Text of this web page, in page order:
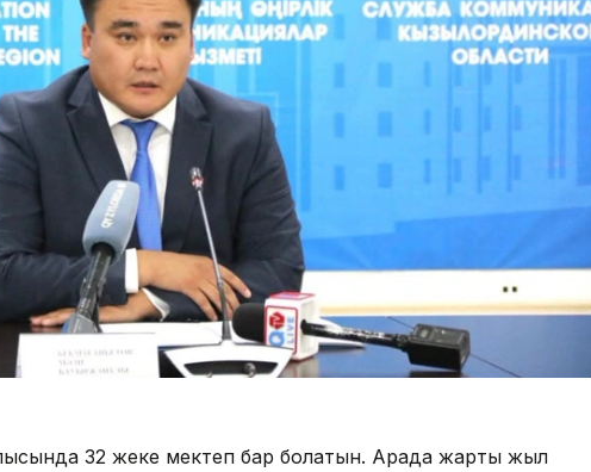
32 жеке мектеп бар болатын. Арада жарты жыл